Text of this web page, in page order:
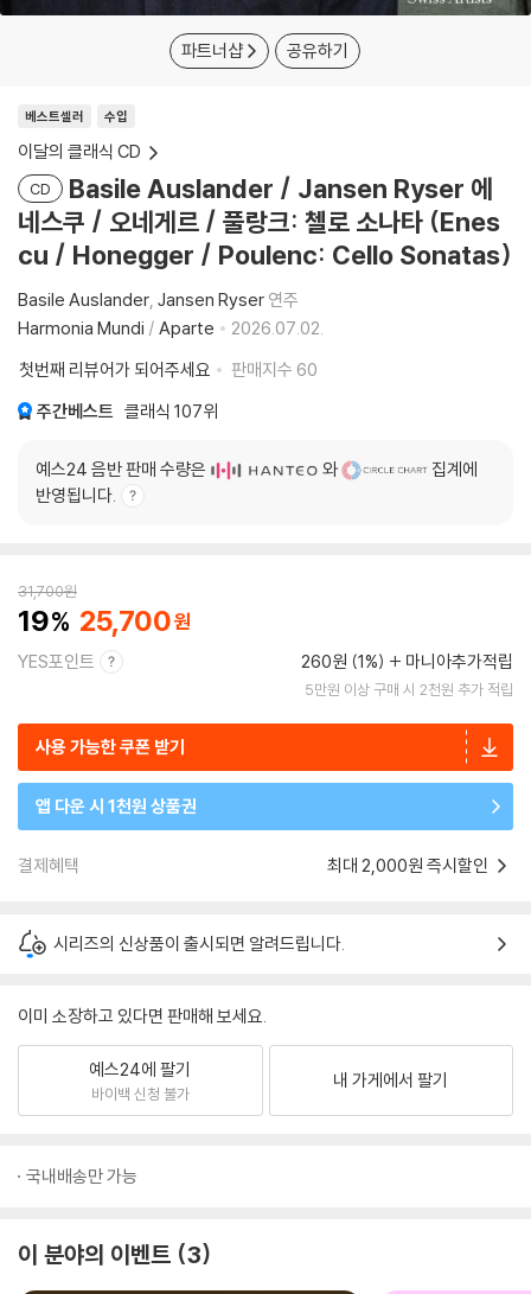
파트너샵 공유하기
베스트셀러 수입
이달의 클래식 CD
CD
Basile Auslander / Jansen Ryser 에
네스쿠 / 오네게르 / 풀랑크: 첼로 소나타 (Enes
cu / Honegger / Poulenc: Cello Sonatas)
Basile Auslander Jansen Ryser 연주
Harmonia Mundi / Aparte
2026.07.02.
첫번째 리뷰어가 되어주세요
판매지수 60
주간베스트 클래식 107위
예스24 음반 판매 수량은 와
집계에
반영됩니다.
31,700원
19 25,700
YES포인트 260원 (1%) 마니아추가적립
5만원 이상 구매 시 2천원 추가 적립
사용 가능한 쿠폰 받기
앱 다운 시 1천원 상품권
결제혜택 최대 2,000원 즉시할인
시리즈의 신상품이 출시되면 알려드립니다.
이미 소장하고 있다면 판매해 보세요.
예스24에 팔기
바이백 신청 불가
내 가게에서 팔기
국내배송만 가능
이 분야의 이벤트 3